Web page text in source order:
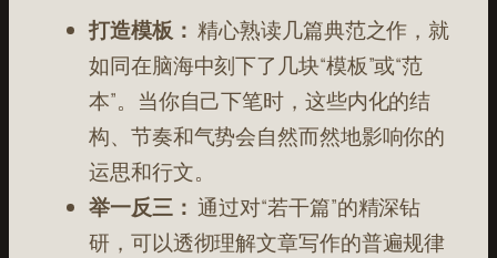
打造模板： 精心熟读几篇典范之作，就
如同在脑海中刻下了几块“模板”或“范
本”。当你自己下笔时，这些内化的结
构、节奏和气势会自然而然地影响你的
运思和行文。
举一反三： 通过对“若干篇”的精深钻
研，可以透彻理解文章写作的普遍规律